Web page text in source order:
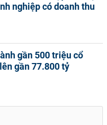
nghiệp có doanh thu
gần 500 triệu cổ
gần 77.800 tỷ